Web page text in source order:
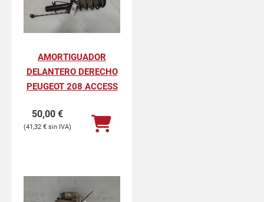
AMORTIGUADOR
DELANTERO DERECHO
PEUGEOT 208 ACCESS
50,00 €
41,32 €